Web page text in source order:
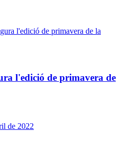
l'edició de primavera de